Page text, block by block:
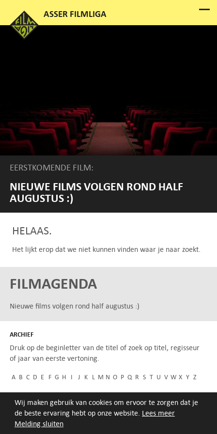
Melding sluiten
Wij maken gebruik van cookies om ervoor te zorgen dat je
de beste ervaring hebt op onze website. Lees meer
EERSTKOMENDE FILM:
NIEUWE FILMS VOLGEN ROND HALF
AUGUSTUS :)
HELAAS.
Het lijkt erop dat we niet kunnen vinden waar je naar zoekt.
FILMAGENDA
Nieuwe films volgen rond half augustus :)
ARCHIEF
Druk op de beginletter van de titel of zoek op titel, regisseur
of jaar van eerste vertoning.
A B C D E F G H I J K L M N O P Q R S T U V W X Y Z